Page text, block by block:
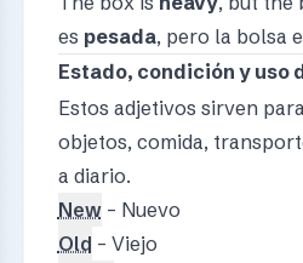
es pesada, pero la bolsa
Estado, condición y uso
Estos adjetivos sirven
objetos, comida,
a diario.
New– Nuevo
Old – Viejo